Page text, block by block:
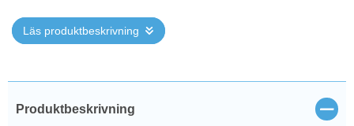
Läs produktbeskrivning
Produktbeskrivning Stäng